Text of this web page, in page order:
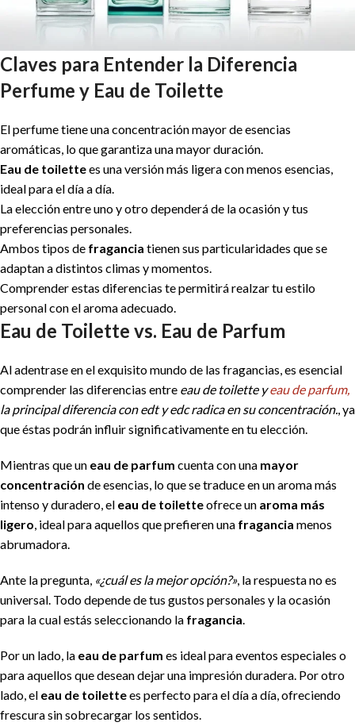
Claves para Entender la Diferencia
Perfume y Eau de Toilette
El perfume tiene una concentración mayor de esencias
aromáticas, lo que garantiza una mayor duración.
Eau de toilettees una versión más ligera con menos esencias,
ideal para el día a día.
La elección entre uno y otro dependerá de la ocasión y tus
preferencias personales.
Ambos tipos de fragancia tienen sus particularidades que se
adaptan a distintos climas y momentos.
Comprender estas diferencias te permitirá realzar tu estilo
personal con el aroma adecuado.
Eau de Toilette vs. Eau de Parfum
Al adentrase en el exquisito mundo de las fragancias, es esencial
comprender las diferencias entre eau de toilette yeau de parfum,
la principal diferencia con edt y edc radica en su concentración. , ya
que éstas podrán influir significativamente en tu elección.
Mientras que un eau de parfum cuenta con una mayor
concentración de esencias, lo que se traduce en un aroma más
intenso y duradero, el eau de toiletteofrece un aroma más
ligero , ideal para aquellos que prefieren una fragancia menos
abrumadora.
Ante la pregunta, «¿cuál es la mejor opción?», la respuesta no es
universal. Todo depende de tus gustos personales y la ocasión
para la cual estás seleccionando la fragancia
Por un lado, la eau de parfum es ideal para eventos especiales o
para aquellos que desean dejar una impresión duradera. Por otro
lado, el eau de toilettees perfecto para el día a día, ofreciendo
frescura sin sobrecargar los sentidos.